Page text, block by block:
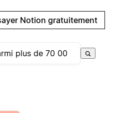
Notion gratuitement